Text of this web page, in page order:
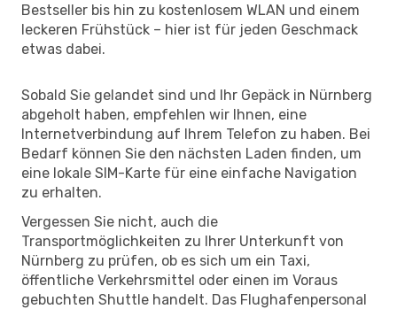
Bestseller bis hin zu kostenlosem WLAN und einem
leckeren Frühstück – hier ist für jeden Geschmack
etwas dabei.
Sobald Sie gelandet sind und Ihr Gepäck in Nürnberg
abgeholt haben, empfehlen wir Ihnen, eine
Internetverbindung auf Ihrem Telefon zu haben. Bei
Bedarf können Sie den nächsten Laden finden, um
eine lokale SIM-Karte für eine einfache Navigation
zu erhalten.
Vergessen Sie nicht, auch die
Transportmöglichkeiten zu Ihrer Unterkunft von
Nürnberg zu prüfen, ob es sich um ein Taxi,
öffentliche Verkehrsmittel oder einen im Voraus
gebuchten Shuttle handelt. Das Flughafenpersonal